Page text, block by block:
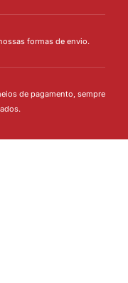
formas de envio.
de pagamento, sempre